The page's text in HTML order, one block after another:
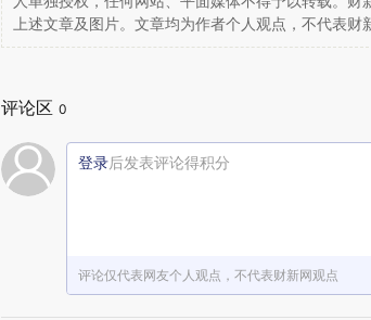
上述文章及图片。文章均为作者个人观点，不代表财
评论区 0
登录后发表评论得积分
评论仅代表网友个人观点，不代表财新网观点